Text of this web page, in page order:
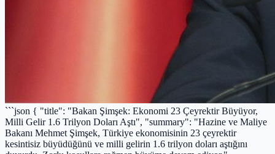
```json { "title": "Bakan Şimşek: Ekonomi 23 Çeyrektir Büyüyor,
Milli Gelir 1.6 Trilyon Doları Aştı", "summary": "Hazine ve Maliye
Bakanı Mehmet Şimşek, Türkiye ekonomisinin 23 çeyrektir
kesintisiz büyüdüğünü ve milli gelirin 1.6 trilyon doları aştığını